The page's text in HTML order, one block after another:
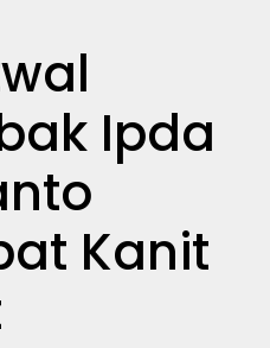
Ipda
Kanit